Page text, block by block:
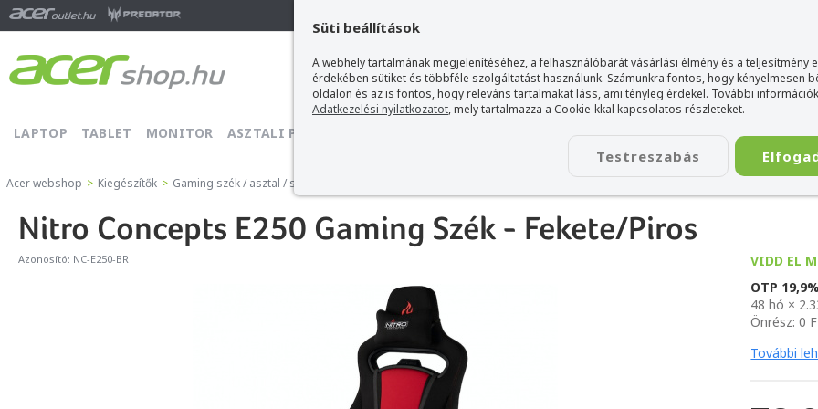
Süti beállítások
A webhely tartalmának megjelenítéséhez, a felhasználóbarát vásárlási élmény és a teljesítmény
érdekében sütiket és többféle szolgáltatást használunk. Számunkra fontos, hogy kényelmesen
oldalon és az is fontos, hogy releváns tartalmakat láss, ami tényleg érdekel. További
Adatkezelési nyilatkozatot, mely tartalmazza a Cookie-kkal kapcsolatos részleteket.
Testreszabás
LAPTOP TABLET MONITOR ASZTALI PC KIEGÉSZÍTŐ KAPCSOLAT
Acer webshop > Kiegészítők > Gaming szék / asztal / szőnyeg
Nitro Concepts E250 Gaming Szék - Fekete/Piros
Azonosító: NC-E250-BR
VIDD EL
OTP
48 hó ×
Önrész: 0
További